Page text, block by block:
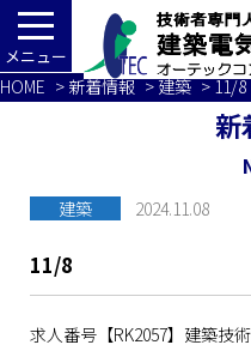
メニュー
HOME > 新着情報 >建築 > 11/8
新
建築 2024.11.08
11/8
求人番号【RK2057】建築技